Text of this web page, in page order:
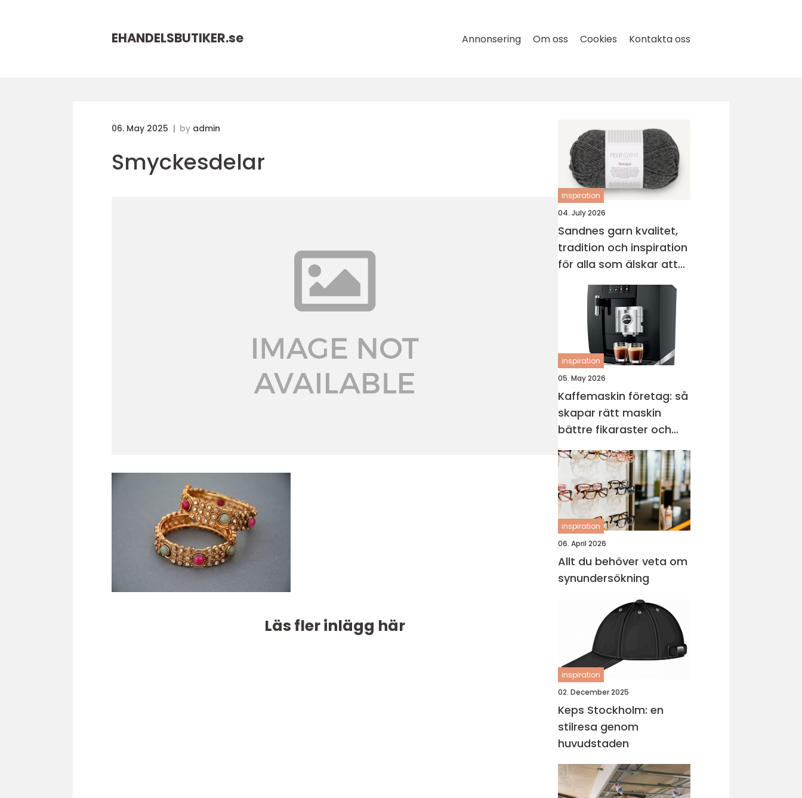
EHANDELSBUTIKER.se Annonsering Om oss Cookies Kontakta oss
06. May 2025 by admin
Smyckesdelar
Läs fler inlägg här
inspiration
04. July 2026
Sandnes garn kvalitet,
tradition och inspiration
för alla som älskar att
sticka
inspiration
05. May 2026
Kaffemaskin företag: så
skapar rätt maskin
bättre fikaraster och
nöjdare medarbetare
inspiration
06. April 2026
Allt du behöver veta om
synundersökning
inspiration
02. December 2025
Keps Stockholm: en
stilresa genom
huvudstaden